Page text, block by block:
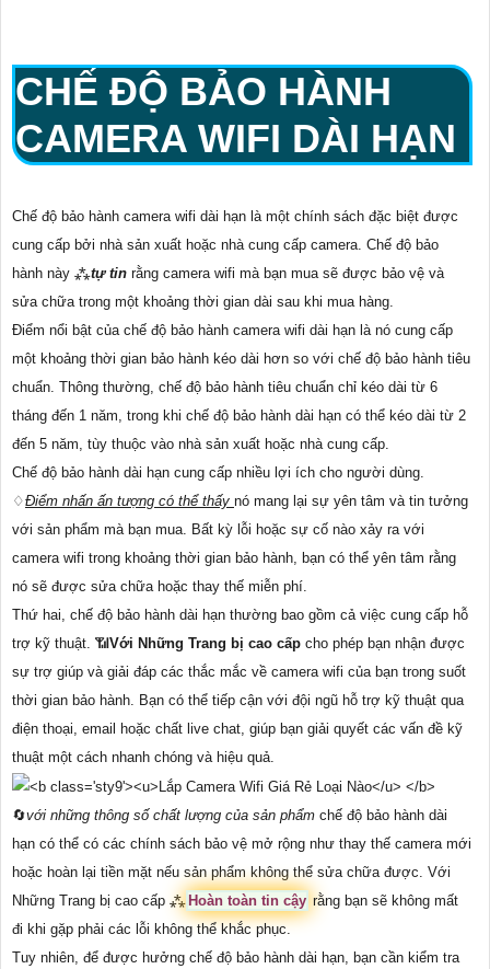
CHẾ ĐỘ BẢO HÀNH
CAMERA WIFI DÀI HẠN
Chế độ bảo hành camera wifi dài hạn là một chính sách đặc biệt được
cung cấp bởi nhà sản xuất hoặc nhà cung cấp camera. Chế độ bảo
hành này ⁂tự tin rằng camera wifi mà bạn mua sẽ được bảo vệ và
sửa chữa trong một khoảng thời gian dài sau khi mua hàng.
Điểm nổi bật của chế độ bảo hành camera wifi dài hạn là nó cung cấp
một khoảng thời gian bảo hành kéo dài hơn so với chế độ bảo hành tiêu
chuẩn. Thông thường, chế độ bảo hành tiêu chuẩn chỉ kéo dài từ 6
tháng đến 1 năm, trong khi chế độ bảo hành dài hạn có thể kéo dài từ 2
đến 5 năm, tùy thuộc vào nhà sản xuất hoặc nhà cung cấp.
Chế độ bảo hành dài hạn cung cấp nhiều lợi ích cho người dùng.
♢Điểm nhấn ấn tượng có thể thấy nó mang lại sự yên tâm và tin tưởng
với sản phẩm mà bạn mua. Bất kỳ lỗi hoặc sự cố nào xảy ra với
camera wifi trong khoảng thời gian bảo hành, bạn có thể yên tâm rằng
nó sẽ được sửa chữa hoặc thay thế miễn phí.
Thứ hai, chế độ bảo hành dài hạn thường bao gồm cả việc cung cấp hỗ
trợ kỹ thuật. 📶Với Những Trang bị cao cấp cho phép bạn nhận được
sự trợ giúp và giải đáp các thắc mắc về camera wifi của bạn trong suốt
thời gian bảo hành. Bạn có thể tiếp cận với đội ngũ hỗ trợ kỹ thuật qua
điện thoại, email hoặc chất live chat, giúp bạn giải quyết các vấn đề kỹ
thuật một cách nhanh chóng và hiệu quả.
🔄với những thông số chất lượng của sản phẩm chế độ bảo hành dài
hạn có thể có các chính sách bảo vệ mở rộng như thay thế camera mới
hoặc hoàn lại tiền mặt nếu sản phẩm không thể sửa chữa được. Với
Những Trang bị cao cấp ⁂Hoàn toàn tin cậy rằng bạn sẽ không mất
đi khi gặp phải các lỗi không thể khắc phục.
Tuy nhiên, để được hưởng chế độ bảo hành dài hạn, bạn cần kiểm tra